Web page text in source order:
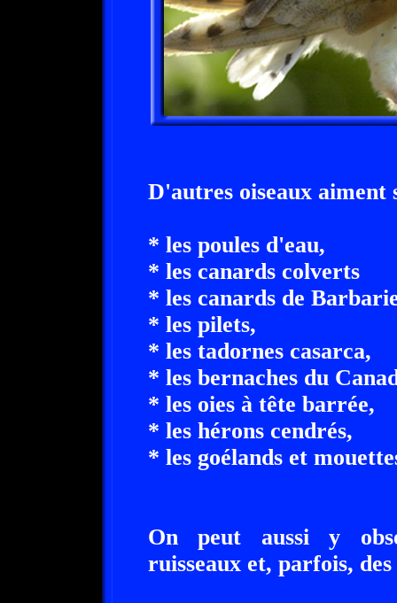
D'autres oiseaux
* les poules d'eau,
* les canards colverts
* les canards de
* les pilets,
* les tadornes casarca,
* les bernaches du
* les oies à tête barrée,
* les hérons cendrés,
* les goélands et
On peut aussi y
ruisseaux et, parfois,